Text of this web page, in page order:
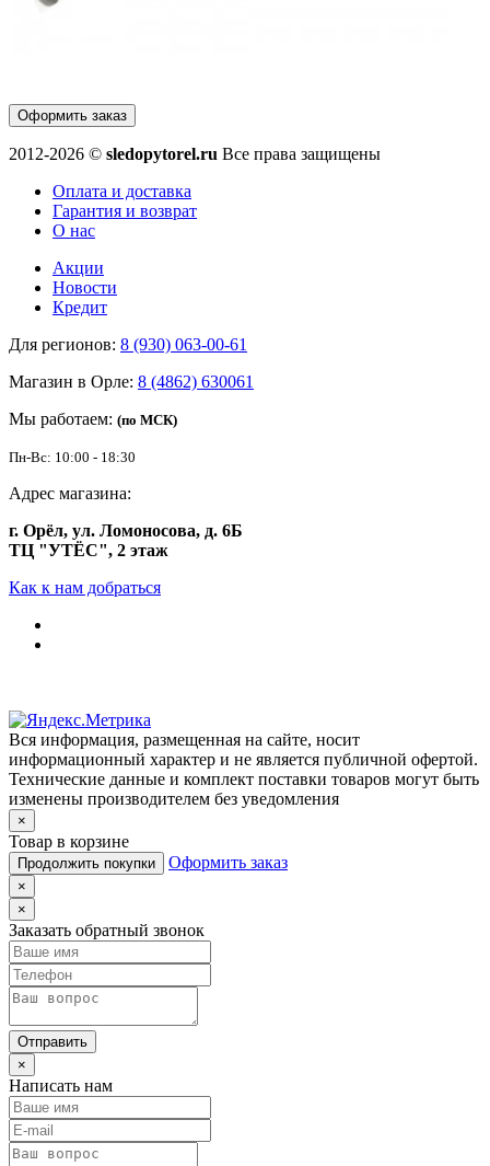
Оформить заказ
2012-2026 © sledopytorel.ru Все права защищены
Оплата и доставка
Гарантия и возврат
О нас
Акции
Новости
Кредит
Для регионов: 8 (930) 063-00-61
Магазин в Орле: 8 (4862) 630061
Мы работаем: (по МСК)
Пн-Вс: 10:00 - 18:30
Адрес магазина:
г. Орёл, ул. Ломоносова, д. 6Б
ТЦ "УТЁС", 2 этаж
Как к нам добраться
Вся информация, размещенная на сайте, носит
информационный характер и не является публичной офертой.
Технические данные и комплект поставки товаров могут быть
изменены производителем без уведомления
×
Товар в корзине
Продолжить покупки Оформить заказ
×
×
Заказать обратный звонок
Отправить
×
Написать нам